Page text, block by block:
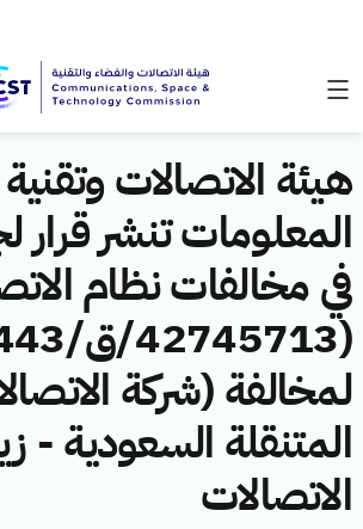
هيئة الاتصالات وتقنية
المعلومات تنشر قرار
في مخالفات نظام
لمخالفة (شركة
المتنقلة السعودية -
الاتصالات